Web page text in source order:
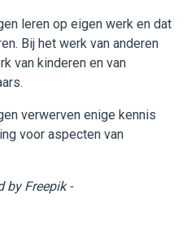
leren op eigen werk en dat
Bij het werk van anderen
van kinderen en van
verwerven enige kennis
voor aspecten van
by Freepik -